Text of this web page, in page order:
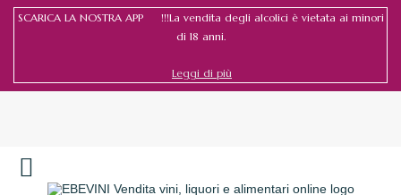
SCARICA LA NOSTRA APP !!!La vendita degli alcolici è vietata ai minori
di 18 anni.
Leggi di più